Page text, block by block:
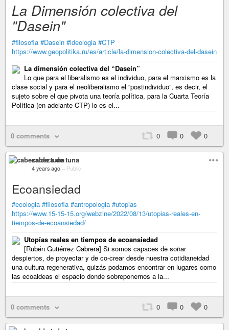
La Dimensión colectiva del
"Dasein"
#filosofia #Dasein #ideologia #CTP
https://www.geopolitika.ru/es/article/la-dimension-colectiva-del-dasein
La dimensión colectiva del “Dasein”
Lo que para el liberalismo es el individuo, para el marxismo es la
clase social y para el neoliberalismo el “postindividuo”, es decir, el
sujeto sobre el que pivota una teoría política, para la Cuarta Teoría
Política (en adelante CTP) lo es el...
0 comments 0 0 0
cabeza de tuna
4 years ago – Public
Ecoansiedad
#ecologia #filosofia #antropologia #utopias
https://www.15-15-15.org/webzine/2022/08/13/utopias-reales-en-
tiempos-de-ecoansiedad/
Utopías reales en tiempos de ecoansiedad
[Rubén Gutiérrez Cabrera] Si somos capaces de soñar
despiertos, de proyectar y de co-crear desde nuestra cotidianeidad
una cultura regenerativa, quizás podamos encontrar en lugares como
las ecoaldeas el espacio donde sobreponernos a la...
0 comments 0 0 0